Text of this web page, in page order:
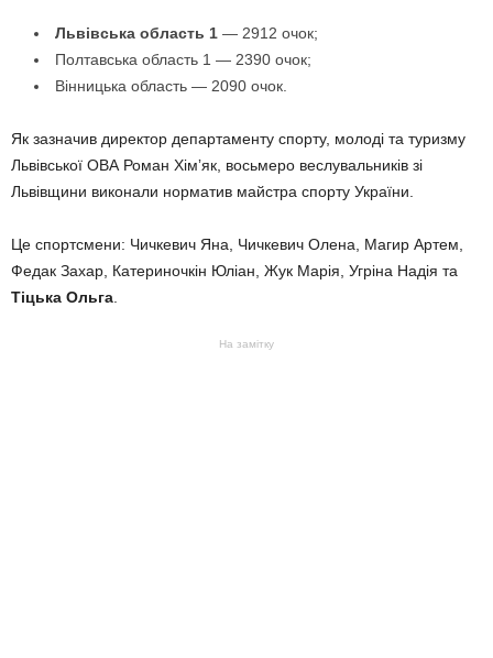
Львівська область 1 — 2912 очок;
Полтавська область 1 — 2390 очок;
Вінницька область — 2090 очок.
Як зазначив директор департаменту спорту, молоді та туризму
Львівської ОВА Роман Хімʼяк, восьмеро веслувальників зі
Львівщини виконали норматив майстра спорту України.
Це спортсмени: Чичкевич Яна, Чичкевич Олена, Магир Артем,
Федак Захар, Катериночкін Юліан, Жук Марія, Угріна Надія та
Тіцька Ольга
На замітку